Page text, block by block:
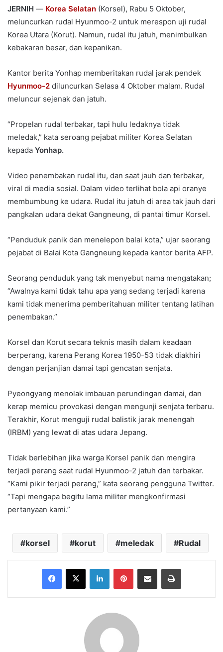
JERNIH — Korea Selatan (Korsel), Rabu 5 Oktober,
meluncurkan rudal Hyunmoo-2 untuk merespon uji rudal
Korea Utara (Korut). Namun, rudal itu jatuh, menimbulkan
kebakaran besar, dan kepanikan.
Kantor berita Yonhap memberitakan rudal jarak pendek
Hyunmoo-2 diluncurkan Selasa 4 Oktober malam. Rudal
meluncur sejenak dan jatuh.
“Propelan rudal terbakar, tapi hulu ledaknya tidak
meledak,” kata seroang pejabat militer Korea Selatan
kepada Yonhap.
Video penembakan rudal itu, dan saat jauh dan terbakar,
viral di media sosial. Dalam video terlihat bola api oranye
membumbung ke udara. Rudal itu jatuh di area tak jauh dari
pangkalan udara dekat Gangneung, di pantai timur Korsel.
“Penduduk panik dan menelepon balai kota,” ujar seorang
pejabat di Balai Kota Gangneung kepada kantor berita AFP.
Seorang penduduk yang tak menyebut nama mengatakan;
“Awalnya kami tidak tahu apa yang sedang terjadi karena
kami tidak menerima pemberitahuan militer tentang latihan
penembakan.”
Korsel dan Korut secara teknis masih dalam keadaan
berperang, karena Perang Korea 1950-53 tidak diakhiri
dengan perjanjian damai tapi gencatan senjata.
Pyeongyang menolak imbauan perundingan damai, dan
kerap memicu provokasi dengan mengunji senjata terbaru.
Terakhir, Korut menguji rudal balistik jarak menengah
(IRBM) yang lewat di atas udara Jepang.
Tidak berlebihan jika warga Korsel panik dan mengira
terjadi perang saat rudal Hyunmoo-2 jatuh dan terbakar.
“Kami pikir terjadi perang,” kata seorang pengguna Twitter.
“Tapi mengapa begitu lama militer mengkonfirmasi
pertanyaan kami.”
korsel korut meledak Rudal
Facebook
X LinkedInPinterestShare via Email Print